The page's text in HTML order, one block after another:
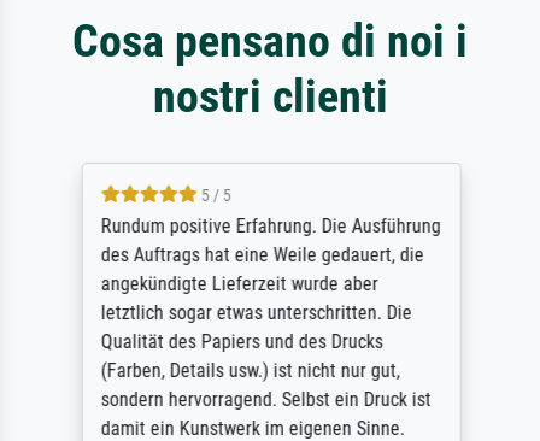
Cosa pensano di noi i
nostri clienti
5 / 5
Rundum positive Erfahrung. Die Ausführung
des Auftrags hat eine Weile gedauert, die
angekündigte Lieferzeit wurde aber
letztlich sogar etwas unterschritten. Die
Qualität des Papiers und des Drucks
(Farben, Details usw.) ist nicht nur gut,
sondern hervorragend. Selbst ein Druck ist
damit ein Kunstwerk im eigenen Sinne.